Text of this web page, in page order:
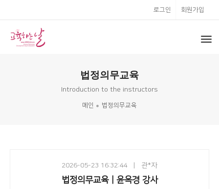
로그인 회원가입
법정의무교육
Introduction to the instructors
메인 법정의무교육
2026-05-23 16:32:44| 관*자
법정의무교육ㅣ윤옥경 강사